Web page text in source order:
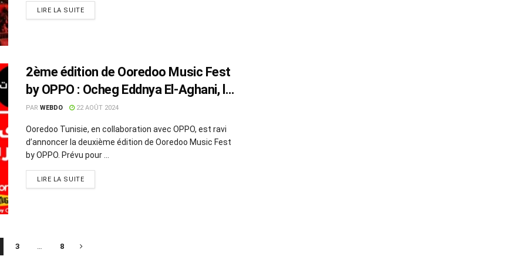
LIRE LA SUITE
2ème édition de Ooredoo Music Fest
by OPPO : Ocheg Eddnya El-Aghani, le
27 août à Bizerte
PAR WEBDO 22 AOÛT 2024
Ooredoo Tunisie, en collaboration avec OPPO, est ravi
d’annoncer la deuxième édition de Ooredoo Music Fest
by OPPO. Prévu pour ...
LIRE LA SUITE
3 8